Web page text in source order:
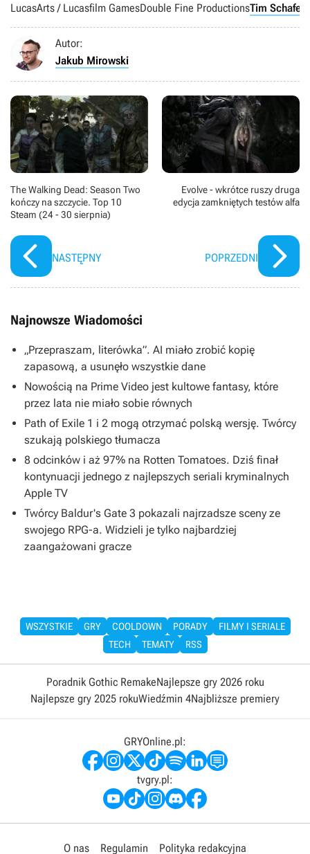
LucasArts / Lucasfilm GamesDouble Fine ProductionsTim Schafer
Autor:
Jakub Mirowski
The Walking Dead: Season Two
kończy na szczycie. Top 10
Steam (24 - 30 sierpnia)
NASTĘPNY
Evolve - wkrótce ruszy druga
edycja zamkniętych testów alfa
POPRZEDNI
Najnowsze Wiadomości
„Przepraszam, literówka”. AI miało zrobić kopię
zapasową, a usunęło wszystkie dane
Nowością na Prime Video jest kultowe fantasy, które
przez lata nie miało sobie równych
Path of Exile 1 i 2 mogą otrzymać polską wersję. Twórcy
szukają polskiego tłumacza
8 odcinków i aż 97% na Rotten Tomatoes. Dziś finał
kontynuacji jednego z najlepszych seriali kryminalnych
Apple TV
Twórcy Baldur's Gate 3 pokazali najrzadsze sceny ze
swojego RPG-a. Widzieli je tylko najbardziej
zaangażowani gracze
WSZYSTKIE GRY COOLDOWN PORADY
FILMY I SERIALE
TECH
TEMATY RSS
Poradnik Gothic RemakeNajlepsze gry 2026 roku
Najlepsze gry 2025 rokuWiedźmin 4Najbliższe premiery
GRYOnline.pl:
tvgry.pl:
O nas Regulamin Polityka redakcyjna